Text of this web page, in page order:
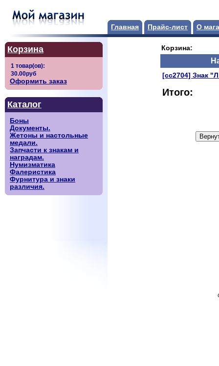
Главная Прайс-лист О
Корзина
Оформить заказ
Каталог
Боны
Документы.
Жетоны и настольные
медали.
Запчасти к знакам и
наградам.
Нумизматика
Фалеристика
Фурнитура и знаки
различия.
Корзина:
[сс2704] Знак
Итого: